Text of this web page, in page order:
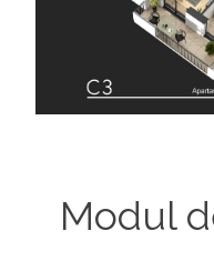
Modul